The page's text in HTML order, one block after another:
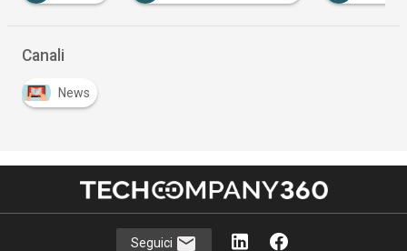
Canali
News
Seguici